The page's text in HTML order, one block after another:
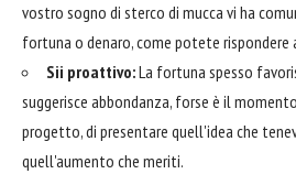
vostro sogno di sterco di mucca vi ha
fortuna o denaro, come potete rispondere
Sii proattivo:La fortuna spesso
suggerisce abbondanza, forse è il
progetto, di presentare quell'idea che
quell'aumento che meriti.